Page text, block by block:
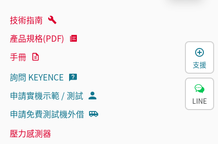
技術指南
產品規格(PDF)
手冊
詢問 KEYENCE
申請實機示範 / 測試
申請免費測試機外借
壓力感測器
支援
LINE